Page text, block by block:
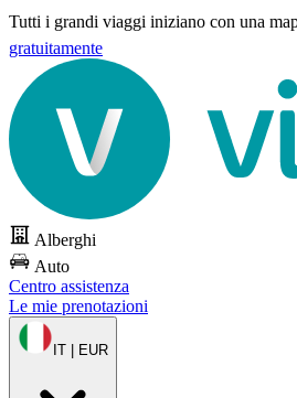
Tutti i grandi viaggi iniziano con una
gratuitamente
Alberghi
Auto
Centro assistenza
Le mie prenotazioni
IT | EUR